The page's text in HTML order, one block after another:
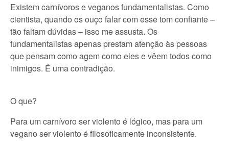
Existem carnívoros e veganos fundamentalistas. Como
cientista, quando os ouço falar com esse tom confiante –
tão faltam dúvidas – isso me assusta. Os
fundamentalistas apenas prestam atenção às pessoas
que pensam como agem como eles e vêem todos como
inimigos. É uma contradição.
O que?
Para um carnívoro ser violento é lógico, mas para um
vegano ser violento é filosoficamente inconsistente.